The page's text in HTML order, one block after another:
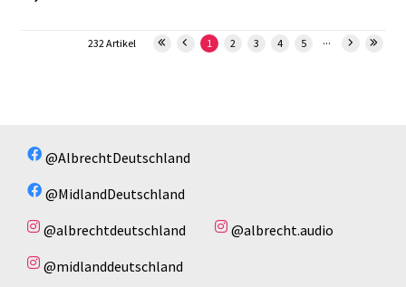
1 2 3 4 5 ...
232 Artikel
@AlbrechtDeutschland
@MidlandDeutschland
@albrechtdeutschland
@albrecht.audio
@midlanddeutschland